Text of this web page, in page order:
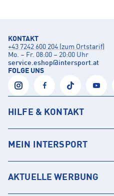
KONTAKT
+43 7242 600 204 (zum Ortstarif)
Mo. – Fr. 08:00 – 20:00 Uhr
service.eshop@intersport.at
FOLGE UNS
HILFE & KONTAKT
MEIN INTERSPORT
AKTUELLE WERBUNG